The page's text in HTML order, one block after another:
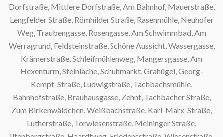
Dorfstraße, Mittlere Dorfstraße, Am Bahnhof, Mauerstraße,
Lengfelder Straße, Römhilder Straße, Rasenmühle, Neuhofer
Weg, Traubengasse, Rosengasse, Am Schwimmbad, Am
Werragrund, Feldsteinstraße, Schöne Aussicht, Wassergasse,
Krämerstraße, Schleifmühlenweg, Mangersgasse, Am
Hexenturm, Steinlache, Schuhmarkt, Grahügel, Georg-
Kempt-Straße, Ludwigstraße, Tachbachsmühle,
Bahnhofstraße, Brauhausgasse, Zehnt, Tachbacher Straße,
Zum Birkenwäldchen, Weißbachstraße, Karl-Marx-Straße,
Lutherstraße, Torwiesenstraße, Meininger Straße,